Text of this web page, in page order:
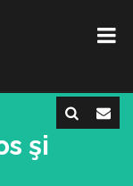
şi